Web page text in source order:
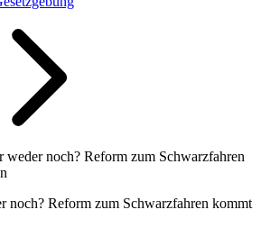
weder noch? Reform zum Schwarzfahren
noch? Reform zum Schwarzfahren kommt